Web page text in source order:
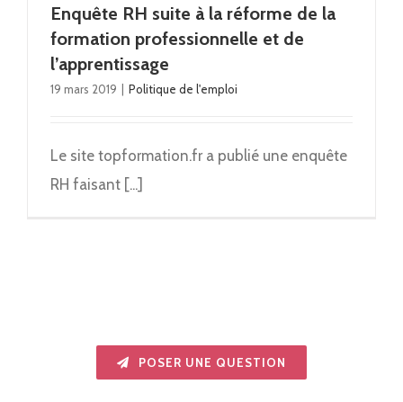
Enquête RH suite à la réforme de la
formation professionnelle et de
l’apprentissage
19 mars 2019 Politique de l'emploi
Le site topformation.fr a publié une enquête
RH faisant [...]
POSER UNE QUESTION